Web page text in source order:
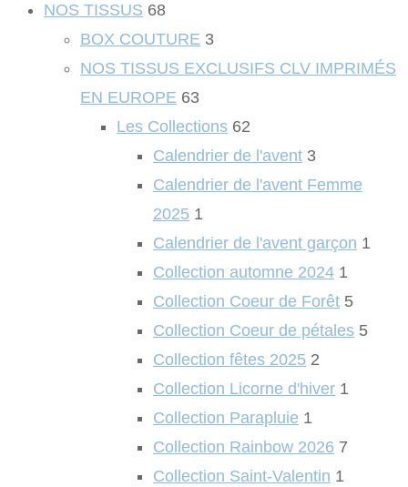
NOS TISSUS 68
BOX COUTURE 3
NOS TISSUS EXCLUSIFS CLV IMPRIMÉS
EN EUROPE 63
Les Collections 62
Calendrier de l'avent 3
Calendrier de l'avent Femme
2025 1
Calendrier de l'avent garçon 1
Collection automne 2024 1
Collection Coeur de Forêt 5
Collection Coeur de pétales 5
Collection fêtes 2025 2
Collection Licorne d'hiver 1
Collection Parapluie 1
Collection Rainbow 2026 7
Collection Saint-Valentin 1